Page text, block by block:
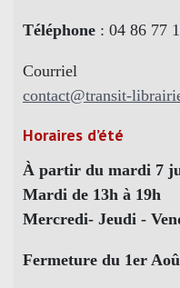
Téléphone : 04 86 77
Courriel
contact@transit-
Horaires d’été
À partir du mardi 7
Mardi de 13h à 19h
Mercredi- Jeudi -
Fermeture du 1er